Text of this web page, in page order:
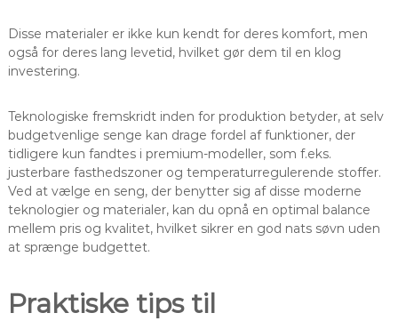
Disse materialer er ikke kun kendt for deres komfort, men
også for deres lang levetid, hvilket gør dem til en klog
investering.
Teknologiske fremskridt inden for produktion betyder, at selv
budgetvenlige senge kan drage fordel af funktioner, der
tidligere kun fandtes i premium-modeller, som f.eks.
justerbare fasthedszoner og temperaturregulerende stoffer.
Ved at vælge en seng, der benytter sig af disse moderne
teknologier og materialer, kan du opnå en optimal balance
mellem pris og kvalitet, hvilket sikrer en god nats søvn uden
at sprænge budgettet.
Praktiske tips til